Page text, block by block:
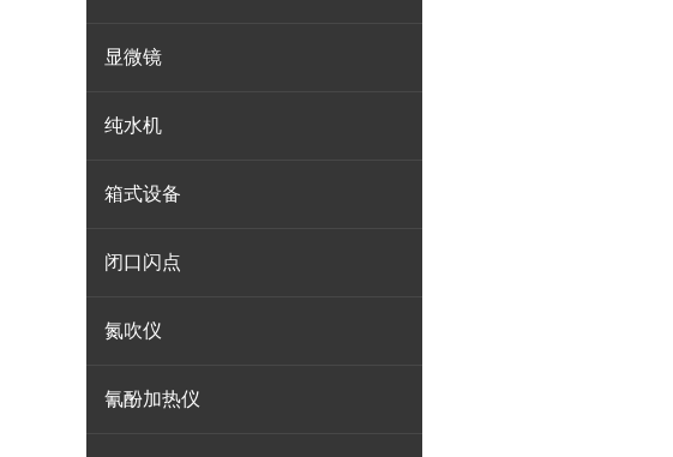
显微镜
纯水机
箱式设备
闭口闪点
氮吹仪
氰酚加热仪